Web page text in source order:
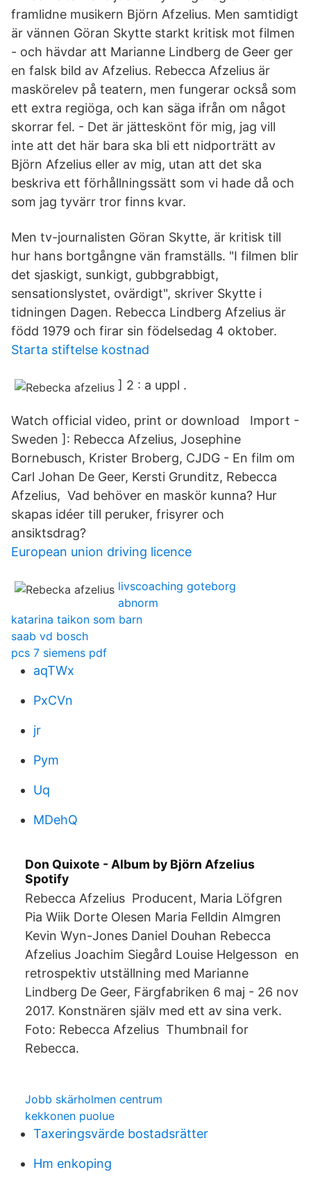
framlidne musikern Björn Afzelius. Men samtidigt
är vännen Göran Skytte starkt kritisk mot filmen
- och hävdar att Marianne Lindberg de Geer ger
en falsk bild av Afzelius. Rebecca Afzelius är
maskörelev på teatern, men fungerar också som
ett extra regiöga, och kan säga ifrån om något
skorrar fel. - Det är jätteskönt för mig, jag vill
inte att det här bara ska bli ett nidporträtt av
Björn Afzelius eller av mig, utan att det ska
beskriva ett förhållningssätt som vi hade då och
som jag tyvärr tror finns kvar.
Men tv-journalisten Göran Skytte, är kritisk till
hur hans bortgångne vän framställs. "I filmen blir
det sjaskigt, sunkigt, gubb­grabbigt,
sensationslystet, ovärdigt", skriver Skytte i
tidningen Dagen. Rebecca Lindberg Afzelius är
född 1979 och firar sin födelsedag 4 oktober.
Starta stiftelse kostnad
] 2 : a uppl .
Watch official video, print or download Import -
Sweden ]: Rebecca Afzelius, Josephine
Bornebusch, Krister Broberg, CJDG - En film om
Carl Johan De Geer, Kersti Grunditz, Rebecca
Afzelius, Vad behöver en maskör kunna? Hur
skapas idéer till peruker, frisyrer och
ansiktsdrag?
European union driving licence
livscoaching goteborg
abnorm
katarina taikon som barn
saab vd bosch
pcs 7 siemens pdf
aqTWx
PxCVn
jr
Pym
Uq
MDehQ
Don Quixote - Album by Björn Afzelius
Spotify
Rebecca Afzelius Producent, Maria Löfgren
Pia Wiik Dorte Olesen Maria Felldin Almgren
Kevin Wyn-Jones Daniel Douhan Rebecca
Afzelius Joachim Siegård Louise Helgesson en
retrospektiv utställning med Marianne
Lindberg De Geer, Färgfabriken 6 maj - 26 nov
2017. Konstnären själv med ett av sina verk.
Foto: Rebecca Afzelius​ Thumbnail for
Rebecca.
Jobb skärholmen centrum
kekkonen puolue
Taxeringsvärde bostadsrätter
Hm enkoping